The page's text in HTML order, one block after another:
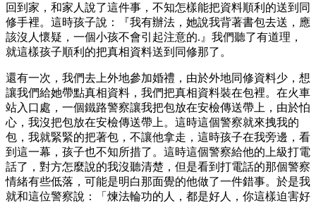
回到家，和家人說了這件事，不知怎樣能把資料順利的送到同
修手裡。這時孩子說：『我有辦法，她說我背著書包去送，應
該沒人懷疑，一個小孩不會引起注意的.』我們聽了有道理，
就這樣孩子順利的把真相資料送到同修那了。
還有一次，我們去上外地參加婚禮，由於外地同修資料少，想
讓我們給她帶點真相資料，我們把真相資料裝在包裡。在火車
站入口處，一個鐵路警察讓我把包放在安檢傳送帶上，由於怕
心，我沒把包放在安檢傳送帶上。這時這個警察就來拽我的
包，我就緊緊的把著包，不讓他拿走，這時孩子在我旁邊，看
到這一幕，孩子也不知所措了。這時這個警察給他的上級打電
話了，對方怎麼說的我沒聽清楚，但是看到打電話的那個警察
情緒有些低落，可能是明白那面覺的他做了一件錯事。於是我
就和這位警察說：「煉法輪功的人，都是好人，你這樣迫害好